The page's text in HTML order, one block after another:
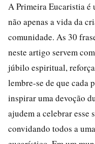
A Primeira Eucaristia é
não apenas a vida da
comunidade. As 30
neste artigo servem
júbilo espiritual,
lembre-se de que cada
inspirar uma devoção
ajudem a celebrar esse
convidando todos a